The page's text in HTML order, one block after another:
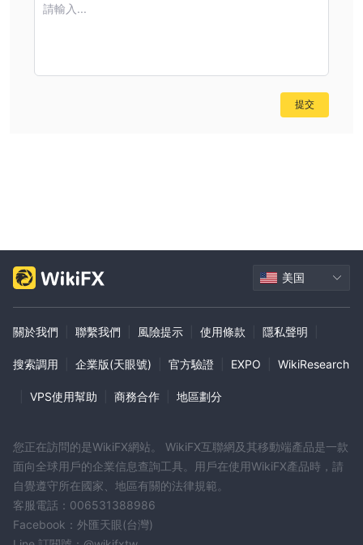
請輸入...
提交
美国
關於我們 聯繫我們 風險提示 使用條款 隱私聲明
搜索調用 企業版(天眼號) 官方驗證 EXPO WikiResearch
VPS使用幫助 商務合作 地區劃分
您正在訪問的是WikiFX網站。 WikiFX互聯網及其移動端產品是一款
面向全球用戶的企業信息查詢工具。用戶在使用WikiFX產品時，請
自覺遵守所在國家、地區有關的法律規範。
客服電話：006531388986
Facebook：外匯天眼(台灣)